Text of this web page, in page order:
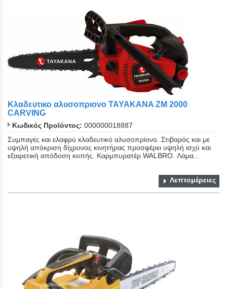
Κλαδευτικο αλυσοπριονο TAYAKANA ZM 2000
CARVING
Κωδικός Προϊόντος: 000000018887
Συμπαγές και ελαφρύ κλαδευτικό αλυσοπρίονο. Στιβαρός και με
υψηλή απόκριση δίχρονος κινητήρας προσφέρει υψηλή ισχύ και
εξαιρετική απόδοση κοπής. Καρμπυρατέρ WALBRO. Λάμα...
Λεπτομέρειες